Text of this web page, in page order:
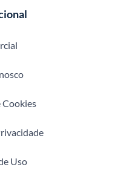
Cookies
Uso